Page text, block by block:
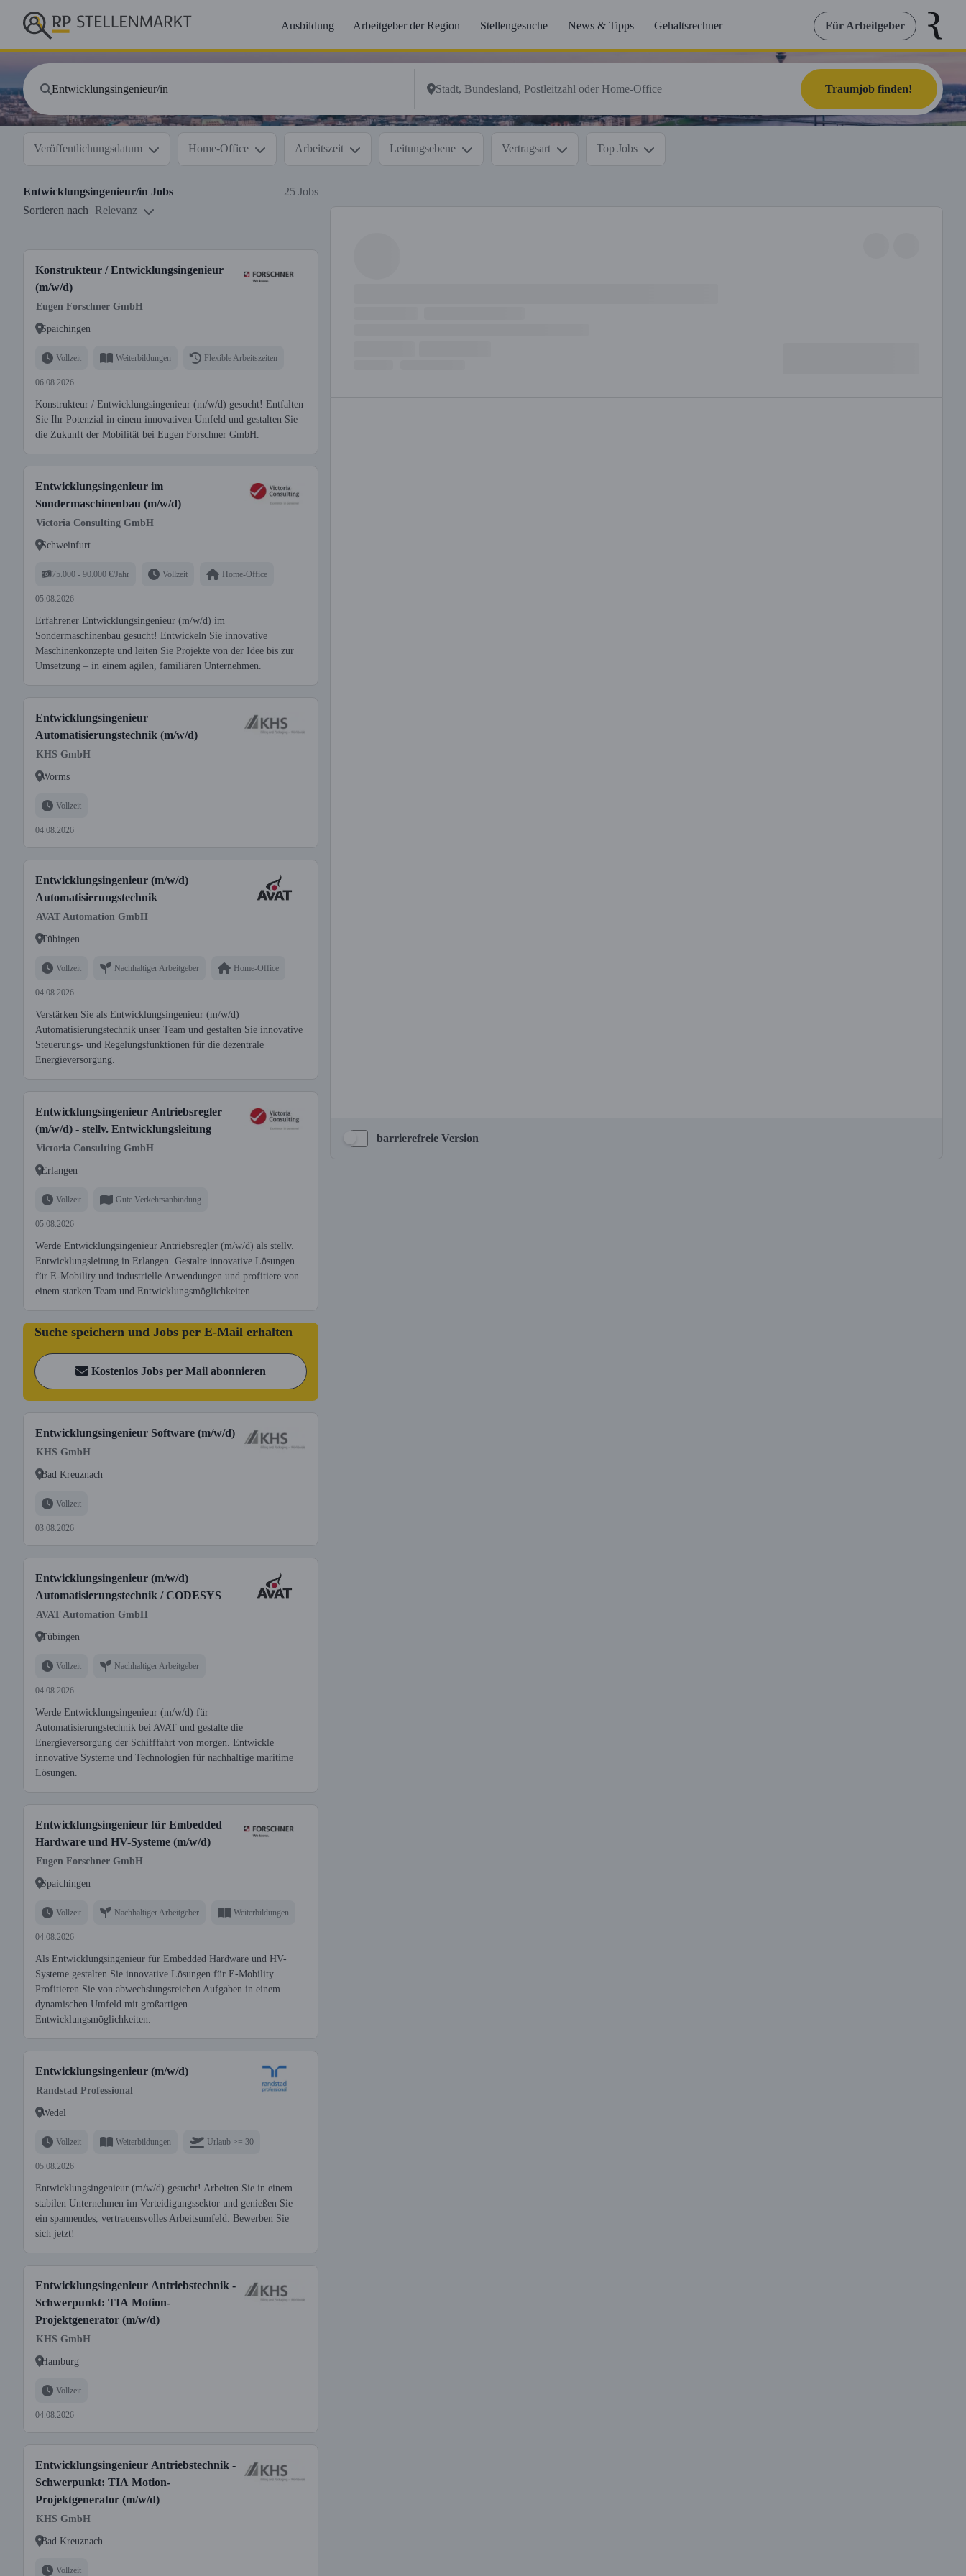
Ausbildung Arbeitgeber der Region Stellengesuche News & Tipps Gehaltsrechner Für Arbeitgeber
Traumjob finden!
Veröffentlichungsdatum Home-Office Arbeitszeit Leitungsebene Vertragsart Top Jobs
Entwicklungsingenieur/in Jobs
25 Jobs
Sortieren nach
Relevanz
Konstrukteur / Entwicklungsingenieur
(m/w/d)
Eugen Forschner GmbH
Spaichingen
Vollzeit Weiterbildungen Flexible Arbeitszeiten
06.08.2026
Konstrukteur / Entwicklungsingenieur (m/w/d) gesucht! Entfalten
Sie Ihr Potenzial in einem innovativen Umfeld und gestalten Sie
die Zukunft der Mobilität bei Eugen Forschner GmbH.
Entwicklungsingenieur im
Sondermaschinenbau (m/w/d)
Victoria Consulting GmbH
Schweinfurt
75.000 - 90.000 €/Jahr Vollzeit Home-Office
05.08.2026
Erfahrener Entwicklungsingenieur (m/w/d) im
Sondermaschinenbau gesucht! Entwickeln Sie innovative
Maschinenkonzepte und leiten Sie Projekte von der Idee bis zur
Umsetzung – in einem agilen, familiären Unternehmen.
Entwicklungsingenieur
Automatisierungstechnik (m/w/d)
KHS GmbH
Worms
Vollzeit
04.08.2026
Entwicklungsingenieur (m/w/d)
Automatisierungstechnik
AVAT Automation GmbH
Tübingen
Vollzeit Nachhaltiger Arbeitgeber Home-Office
04.08.2026
Verstärken Sie als Entwicklungsingenieur (m/w/d)
Automatisierungstechnik unser Team und gestalten Sie innovative
Steuerungs- und Regelungsfunktionen für die dezentrale
Energieversorgung.
Entwicklungsingenieur Antriebsregler
(m/w/d) - stellv. Entwicklungsleitung
Victoria Consulting GmbH
Erlangen
Vollzeit Gute Verkehrsanbindung
05.08.2026
Werde Entwicklungsingenieur Antriebsregler (m/w/d) als stellv.
Entwicklungsleitung in Erlangen. Gestalte innovative Lösungen
für E-Mobility und industrielle Anwendungen und profitiere von
einem starken Team und Entwicklungsmöglichkeiten.
Suche speichern und Jobs per E-Mail erhalten
Kostenlos Jobs per Mail abonnieren
Entwicklungsingenieur Software (m/w/d)
KHS GmbH
Bad Kreuznach
Vollzeit
03.08.2026
Entwicklungsingenieur (m/w/d)
Automatisierungstechnik / CODESYS
AVAT Automation GmbH
Tübingen
Vollzeit Nachhaltiger Arbeitgeber
04.08.2026
Werde Entwicklungsingenieur (m/w/d) für
Automatisierungstechnik bei AVAT und gestalte die
Energieversorgung der Schifffahrt von morgen. Entwickle
innovative Systeme und Technologien für nachhaltige maritime
Lösungen.
Entwicklungsingenieur für Embedded
Hardware und HV-Systeme (m/w/d)
Eugen Forschner GmbH
Spaichingen
Vollzeit Nachhaltiger Arbeitgeber Weiterbildungen
04.08.2026
Als Entwicklungsingenieur für Embedded Hardware und HV-
Systeme gestalten Sie innovative Lösungen für E-Mobility.
Profitieren Sie von abwechslungsreichen Aufgaben in einem
dynamischen Umfeld mit großartigen
Entwicklungsmöglichkeiten.
Entwicklungsingenieur (m/w/d)
Randstad Professional
Wedel
Vollzeit Weiterbildungen Urlaub >= 30
05.08.2026
Entwicklungsingenieur (m/w/d) gesucht! Arbeiten Sie in einem
stabilen Unternehmen im Verteidigungssektor und genießen Sie
ein spannendes, vertrauensvolles Arbeitsumfeld. Bewerben Sie
sich jetzt!
Entwicklungsingenieur Antriebstechnik -
Schwerpunkt: TIA Motion-
Projektgenerator (m/w/d)
KHS GmbH
Hamburg
Vollzeit
04.08.2026
Entwicklungsingenieur Antriebstechnik -
Schwerpunkt: TIA Motion-
Projektgenerator (m/w/d)
KHS GmbH
Bad Kreuznach
Vollzeit
barrierefreie Version